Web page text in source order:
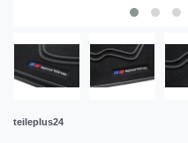
teileplus24